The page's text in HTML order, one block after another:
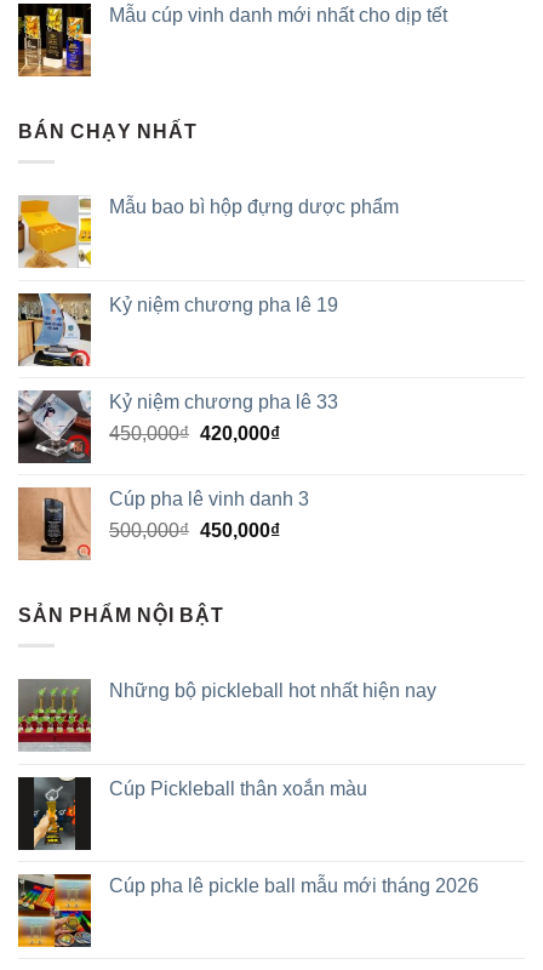
Mẫu cúp vinh danh mới nhất cho dịp tết
BÁN CHẠY NHẤT
Mẫu bao bì hộp đựng dược phẩm
Kỷ niệm chương pha lê 19
Kỷ niệm chương pha lê 33
450,000₫ 420,000₫
Cúp pha lê vinh danh 3
500,000₫ 450,000₫
SẢN PHẨM NỘI BẬT
Những bộ pickleball hot nhất hiện nay
Cúp Pickleball thân xoắn màu
Cúp pha lê pickle ball mẫu mới tháng 2026